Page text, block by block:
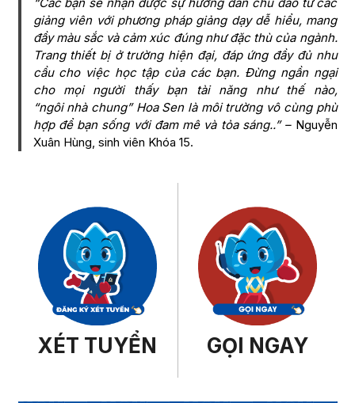
giảng viên với phương pháp giảng dạy dễ hiểu, mang
đầy màu sắc và cảm xúc đúng như đặc thù của ngành.
Trang thiết bị ở trường hiện đại, đáp ứng đầy đủ nhu
cầu cho việc học tập của các bạn. Đừng ngần ngại
cho mọi người thấy bạn tài năng như thế nào,
“ngôi nhà chung” Hoa Sen là môi trường vô cùng phù
hợp để bạn sống với đam mê và tỏa sáng..” – Nguyễn
Xuân Hùng, sinh viên Khóa 15.
XÉT TUYỂN GỌI NGAY